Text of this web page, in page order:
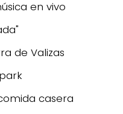
en vivo
de Valizas
casera